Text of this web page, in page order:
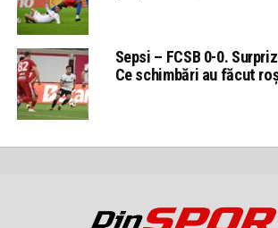
Sepsi – FCSB 0-0.
Ce schimbări au făcut